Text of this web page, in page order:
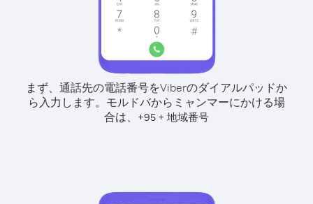
まず、通話先の電話番号をViberのダイアルパッドか
ら入力します。 モルドバからミャンマーにかける場
合は、 +95 + 地域番号